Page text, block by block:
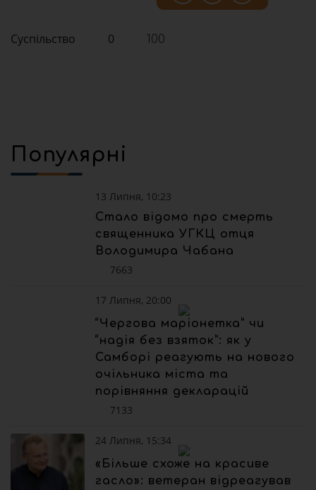
Суспільство 0 100
Популярні
13 Липня, 10:23
Стало відомо про смерть
священника УГКЦ отця
Володимира Чабана
7663
17 Липня, 20:00
“Чергова маріонетка” чи
“надія без взяток”: як у
Самборі реагують на нового
очільника міста та
порівняння декларацій
7133
24 Липня, 15:34
«Більше схоже на красиве
гасло»: ветеран відреагував